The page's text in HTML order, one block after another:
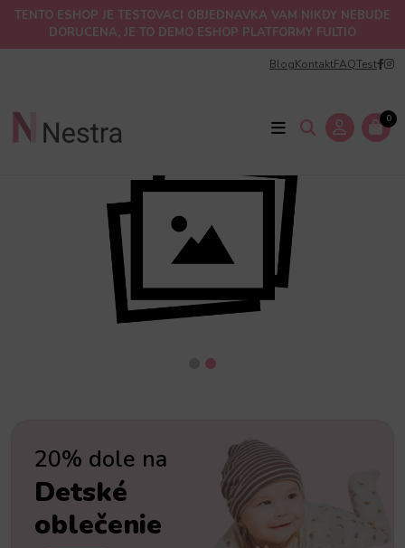
TENTO ESHOP JE TESTOVACI OBJEDNAVKA VAM NIKDY NEBUDE
DORUCENA, JE TO DEMO ESHOP PLATFORMY FULTIO
BlogKontaktFAQTest
0
20% dole na
Detské
oblečenie